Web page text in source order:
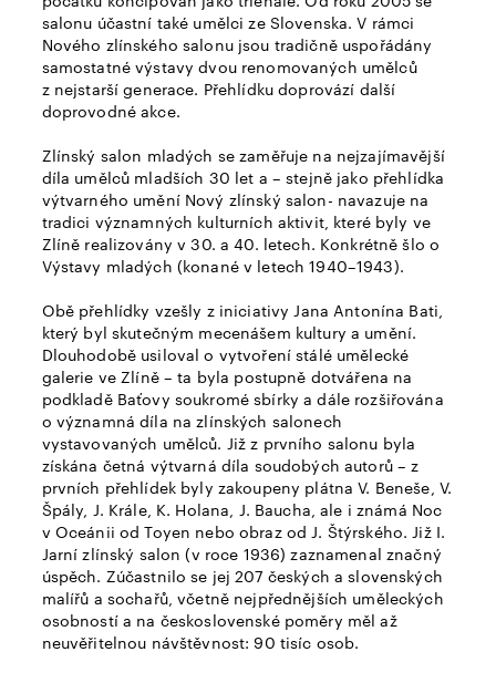
salonu účastní také umělci ze Slovenska. V rámci
Nového zlínského salonu jsou tradičně uspořádány
samostatné výstavy dvou renomovaných umělců
z nejstarší generace. Přehlídku doprovází další
doprovodné akce.
Zlínský salon mladých se zaměřuje na nejzajímavější
díla umělců mladších 30 let a – stejně jako přehlídka
výtvarného umění Nový zlínský salon- navazuje na
tradici významných kulturních aktivit, které byly ve
Zlíně realizovány v 30. a 40. letech. Konkrétně šlo o
Výstavy mladých (konané v letech 1940–1943).
Obě přehlídky vzešly z iniciativy Jana Antonína Bati,
který byl skutečným mecenášem kultury a umění.
Dlouhodobě usiloval o vytvoření stálé umělecké
galerie ve Zlíně – ta byla postupně dotvářena na
podkladě Baťovy soukromé sbírky a dále rozšiřována
o významná díla na zlínských salonech
vystavovaných umělců. Již z prvního salonu byla
získána četná výtvarná díla soudobých autorů – z
prvních přehlídek byly zakoupeny plátna V. Beneše, V.
Špály, J. Krále, K. Holana, J. Baucha, ale i známá Noc
v Oceánii od Toyen nebo obraz od J. Štýrského. Již I.
Jarní zlínský salon (v roce 1936) zaznamenal značný
úspěch. Zúčastnilo se jej 207 českých a slovenských
malířů a sochařů, včetně nejpřednějších uměleckých
osobností a na československé poměry měl až
neuvěřitelnou návštěvnost: 90 tisíc osob.